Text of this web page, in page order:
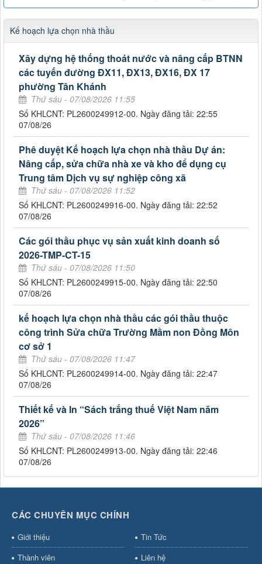
Kế hoạch lựa chọn nhà thầu
Xây dựng hệ thống thoát nước và nâng cấp BTNN
các tuyến đường ĐX11, ĐX13, ĐX16, ĐX 17
phường Tân Khánh
Thứ sáu - 07/08/2026 11:55
Số KHLCNT: PL2600249912-00. Ngày đăng tải: 22:55
07/08/26
Phê duyệt Kế hoạch lựa chọn nhà thầu Dự án:
Nâng cấp, sửa chữa nhà xe và kho để dụng cụ
Trung tâm Dịch vụ sự nghiệp công xã
Thứ sáu - 07/08/2026 11:52
Số KHLCNT: PL2600249916-00. Ngày đăng tải: 22:52
07/08/26
Các gói thầu phục vụ sản xuất kinh doanh số
2026-TMP-CT-15
Thứ sáu - 07/08/2026 11:50
Số KHLCNT: PL2600249915-00. Ngày đăng tải: 22:50
07/08/26
kế hoạch lựa chọn nhà thầu các gói thầu thuộc
công trình Sửa chữa Trường Mầm non Đồng Môn
cơ sở 1
Thứ sáu - 07/08/2026 11:47
Số KHLCNT: PL2600249914-00. Ngày đăng tải: 22:47
07/08/26
Thiết kế và In “Sách trắng thuế Việt Nam năm
2026”
Thứ sáu - 07/08/2026 11:46
Số KHLCNT: PL2600249913-00. Ngày đăng tải: 22:46
07/08/26
CÁC CHUYÊN MỤC CHÍNH
Giới thiệu
Tin Tức
Thành viên
Liên hệ